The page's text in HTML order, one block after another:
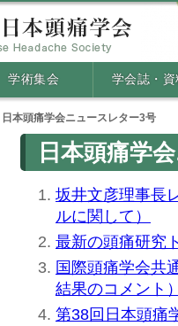
学術集会 学会誌・資
日本頭痛学会ニュースレター3号
代表理事挨拶
News&Topics
ニュースレター
学会概要・組織
入会案内・会員情報更新
頭痛ガイドライン
日本頭痛学
坂井文彦理事長
ルに関して）
最新の頭痛研究
国際頭痛学会共
結果のコメント
第38回日本頭